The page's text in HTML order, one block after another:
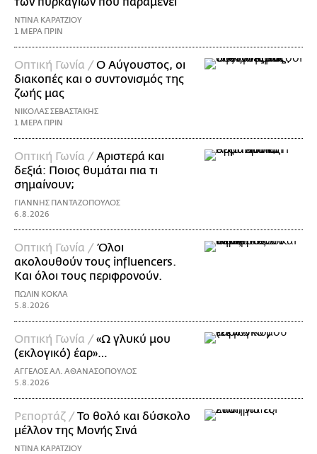
ΝΤΙΝΑ ΚΑΡΑΤΖΙΟΥ
1 ΜΕΡΑ ΠΡΙΝ
Οπτική Γωνία /Ο Αύγουστος, οι
διακοπές και ο συντονισμός της
ζωής μας
ΝΙΚΟΛΑΣ ΣΕΒΑΣΤΑΚΗΣ
1 ΜΕΡΑ ΠΡΙΝ
Οπτική Γωνία /Αριστερά και
δεξιά: Ποιος θυμάται πια τι
σημαίνουν;
ΓΙΑΝΝΗΣ ΠΑΝΤΑΖΟΠΟΥΛΟΣ
6.8.2026
Οπτική Γωνία /Όλοι
ακολουθούν τους influencers.
Και όλοι τους περιφρονούν.
ΠΩΛΙΝ ΚΟΚΛΑ
5.8.2026
Οπτική Γωνία /«Ω γλυκύ μου
(εκλογικό) έαρ»…
ΑΓΓΕΛΟΣ ΑΛ. ΑΘΑΝΑΣΟΠΟΥΛΟΣ
5.8.2026
Ρεπορτάζ /Το θολό και δύσκολο
μέλλον της Μονής Σινά
ΝΤΙΝΑ ΚΑΡΑΤΖΙΟΥ